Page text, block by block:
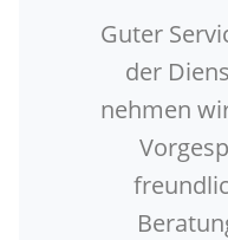
Guter
der
nehmen